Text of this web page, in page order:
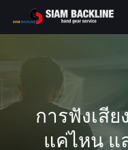
การฟังเสี
แค่ไหน แ